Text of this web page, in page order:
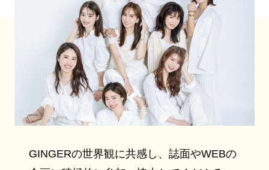
GINGERの世界観に共感し、誌面やWEBの